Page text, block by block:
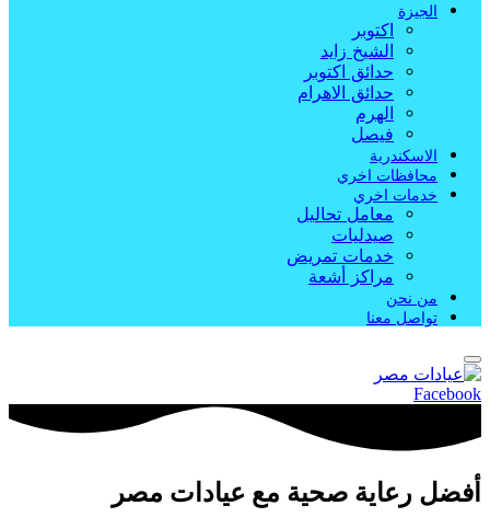
الجيزة
اكتوبر
الشيخ زايد
حدائق اكتوبر
حدائق الاهرام
الهرم
فيصل
الاسكندرية
محافظات اخري
خدمات اخري
معامل تحاليل
صيدليات
خدمات تمريض
مراكز أشعة
من نحن
تواصل معنا
Facebook
أفضل رعاية صحية مع عيادات مصر